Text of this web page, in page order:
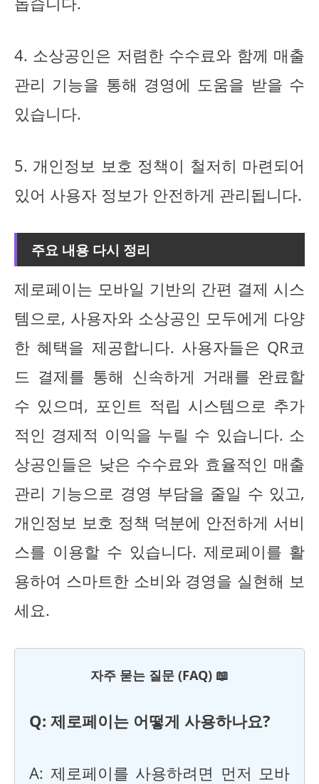
4. 소상공인은 저렴한 수수료와 함께 매출
관리 기능을 통해 경영에 도움을 받을 수
있습니다.
5. 개인정보 보호 정책이 철저히 마련되어
있어 사용자 정보가 안전하게 관리됩니다.
주요 내용 다시 정리
제로페이는 모바일 기반의 간편 결제 시스
템으로, 사용자와 소상공인 모두에게 다양
한 혜택을 제공합니다. 사용자들은 QR코
드 결제를 통해 신속하게 거래를 완료할
수 있으며, 포인트 적립 시스템으로 추가
적인 경제적 이익을 누릴 수 있습니다. 소
상공인들은 낮은 수수료와 효율적인 매출
관리 기능으로 경영 부담을 줄일 수 있고,
개인정보 보호 정책 덕분에 안전하게 서비
스를 이용할 수 있습니다. 제로페이를 활
용하여 스마트한 소비와 경영을 실현해 보
세요.
자주 묻는 질문 (FAQ) 📖
Q: 제로페이는 어떻게 사용하나요?
A: 제로페이를 사용하려면 먼저 모바